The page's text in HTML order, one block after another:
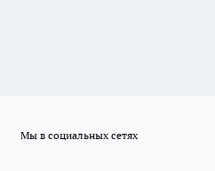
Мы в социальных сетях